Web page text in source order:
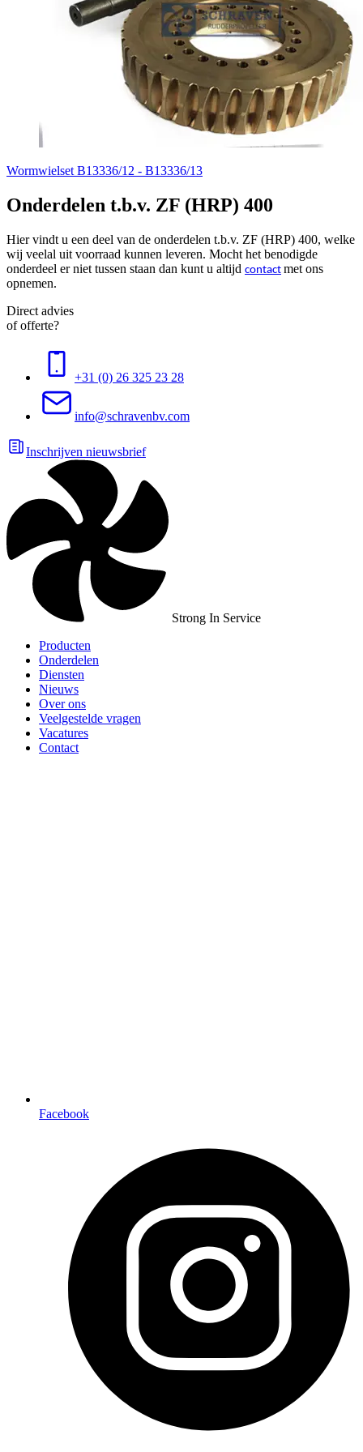
Wormwielset B13336/12 - B13336/13
Onderdelen t.b.v. ZF (HRP) 400
Hier vindt u een deel van de onderdelen t.b.v. ZF (HRP) 400, welke
wij veelal uit voorraad kunnen leveren. Mocht het benodigde
onderdeel er niet tussen staan dan kunt u altijd contact met ons
opnemen.
Direct advies
of offerte?
+31 (0) 26 325 23 28
info@schravenbv.com
Inschrijven nieuwsbrief
Strong In Service
Producten
Onderdelen
Diensten
Nieuws
Over ons
Veelgestelde vragen
Vacatures
Contact
Facebook